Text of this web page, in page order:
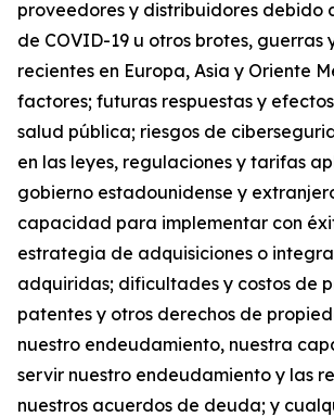
proveedores y distribuidores debido
de COVID-19 u otros brotes, guerras
recientes en Europa, Asia y Oriente
factores; futuras respuestas y
salud pública; riesgos de
en las leyes, regulaciones y tarifas
gobierno estadounidense y
capacidad para implementar con
estrategia de adquisiciones o
adquiridas; dificultades y costos de
patentes y otros derechos de
nuestro endeudamiento, nuestra
servir nuestro endeudamiento y las
nuestros acuerdos de deuda; y